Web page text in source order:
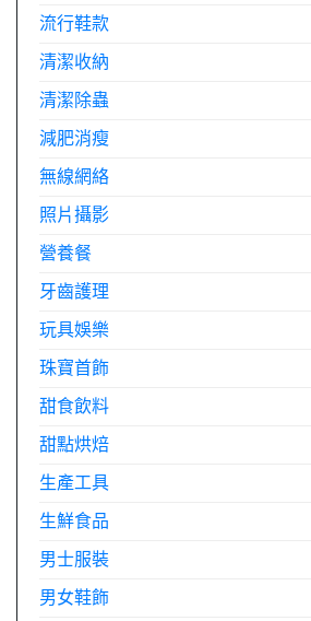
流行鞋款
清潔收納
清潔除蟲
減肥消瘦
無線網絡
照片攝影
營養餐
牙齒護理
玩具娛樂
珠寶首飾
甜食飲料
甜點烘焙
生產工具
生鮮食品
男士服裝
男女鞋飾